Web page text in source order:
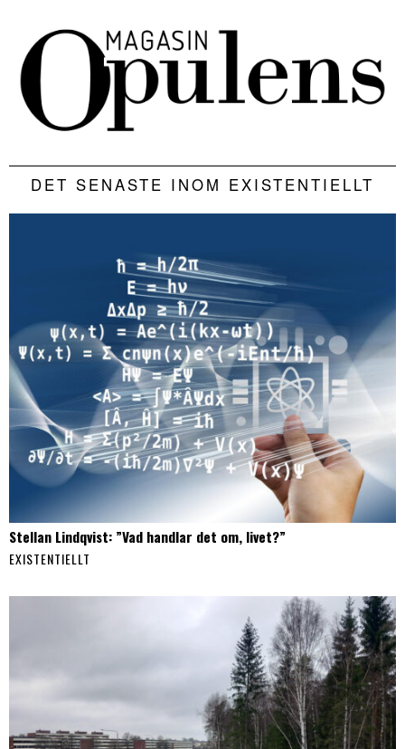
DET SENASTE INOM EXISTENTIELLT
Stellan Lindqvist: ”Vad handlar det om, livet?”
EXISTENTIELLT